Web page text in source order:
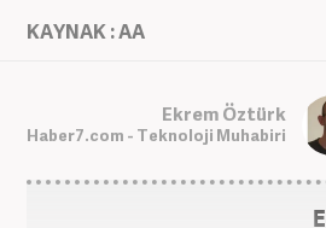
KAYNAK : AA
Ekrem Öztürk
Haber7.com - Teknoloji Muhabiri